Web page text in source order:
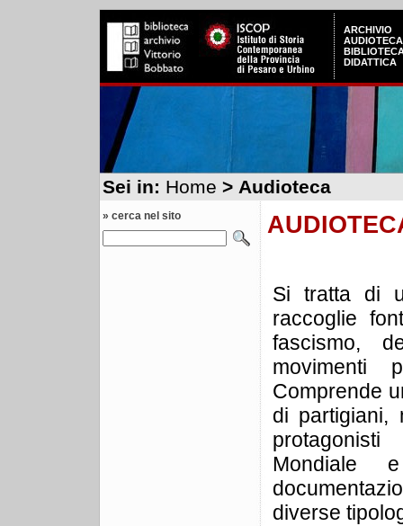
ARCHIVIO
AUDIOTECA
DIDATTICA
Sei in: Home > Audioteca
» cerca nel sito
Si tratta di
raccoglie
fascismo,
movimenti
Comprende
di partigiani,
Mondiale
diverse